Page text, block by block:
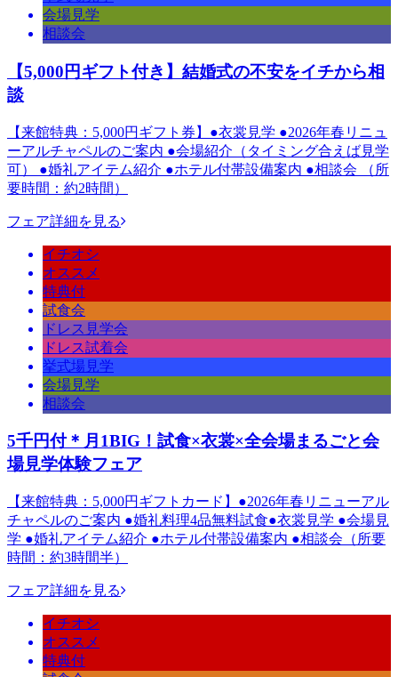
会場見学
相談会
【5,000円ギフト付き】結婚式の不安をイチから相
談
【来館特典：5,000円ギフト券】●衣裳見学 ●2026年春リニュ
ーアルチャペルのご案内 ●会場紹介（タイミング合えば見学
可） ●婚礼アイテム紹介 ●ホテル付帯設備案内 ●相談会 （所
要時間：約2時間）
フェア詳細を見る
イチオシ
オススメ
特典付
試食会
ドレス見学会
ドレス試着会
挙式場見学
会場見学
相談会
5千円付＊月1BIG！試食×衣裳×全会場まるごと会
場見学体験フェア
【来館特典：5,000円ギフトカード】●2026年春リニューアル
チャペルのご案内 ●婚礼料理4品無料試食●衣裳見学 ●会場見
学 ●婚礼アイテム紹介 ●ホテル付帯設備案内 ●相談会（所要
時間：約3時間半）
フェア詳細を見る
イチオシ
オススメ
特典付